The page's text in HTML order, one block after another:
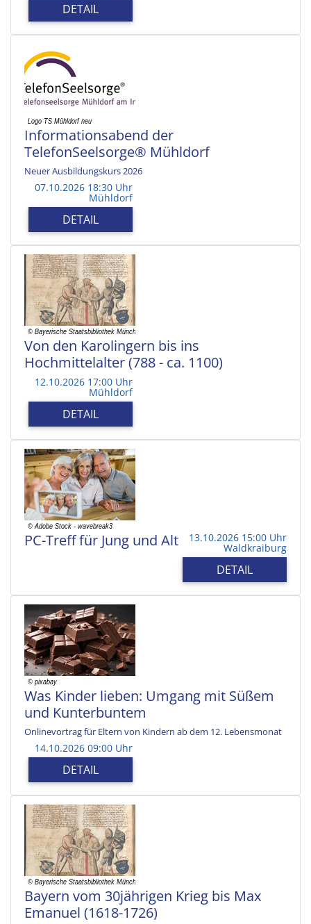
DETAIL
Informationsabend der
TelefonSeelsorge® Mühldorf
Neuer Ausbildungskurs 2026
07.10.2026 18:30 Uhr
Mühldorf
DETAIL
Von den Karolingern bis ins
Hochmittelalter (788 - ca. 1100)
12.10.2026 17:00 Uhr
Mühldorf
DETAIL
PC-Treff für Jung und Alt 13.10.2026 15:00 Uhr
Waldkraiburg
DETAIL
Was Kinder lieben: Umgang mit Süßem
und Kunterbuntem
Onlinevortrag für Eltern von Kindern ab dem 12. Lebensmonat
14.10.2026 09:00 Uhr
DETAIL
Bayern vom 30jährigen Krieg bis Max
Emanuel (1618-1726)